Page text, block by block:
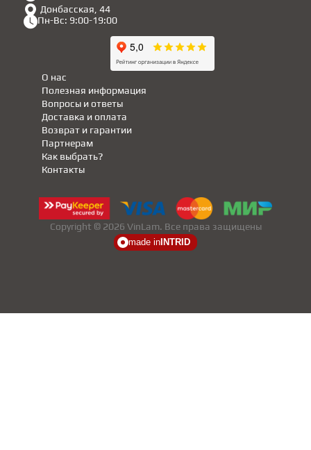
Донбасская, 44
Пн-Вс: 9:00-19:00
Полезная информация
Партнерам
Вопросы и ответы
Доставка и оплата
Возврат и гарантии
Как выбрать?
О нас
Контакты
Copyright © 2026 VinLam. Все права защищены
made in INTRID